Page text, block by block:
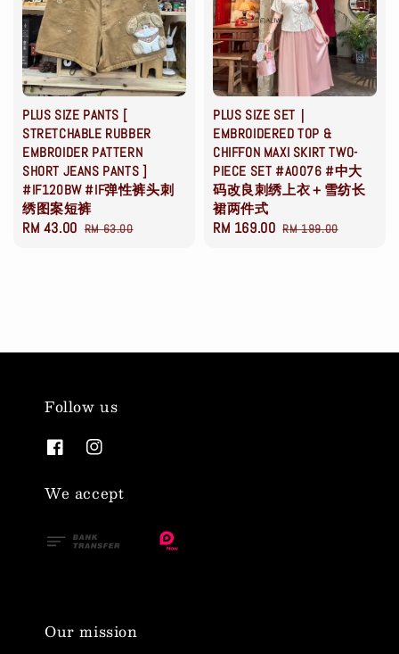
PLUS SIZE PANTS [
STRETCHABLE RUBBER
EMBROIDER PATTERN
SHORT JEANS PANTS ]
#IF120BW #IF弹性裤头刺
绣图案短裤
Sale
RM 43.00 Regular
RM 63.00
PLUS SIZE SET｜
EMBROIDERED TOP &
CHIFFON MAXI SKIRT TWO-
PIECE SET #A0076 #中大
码改良刺绣上衣＋雪纺长
裙两件式
Sale
RM 169.00 Regular
RM 199.00
Follow us
We accept
Our mission